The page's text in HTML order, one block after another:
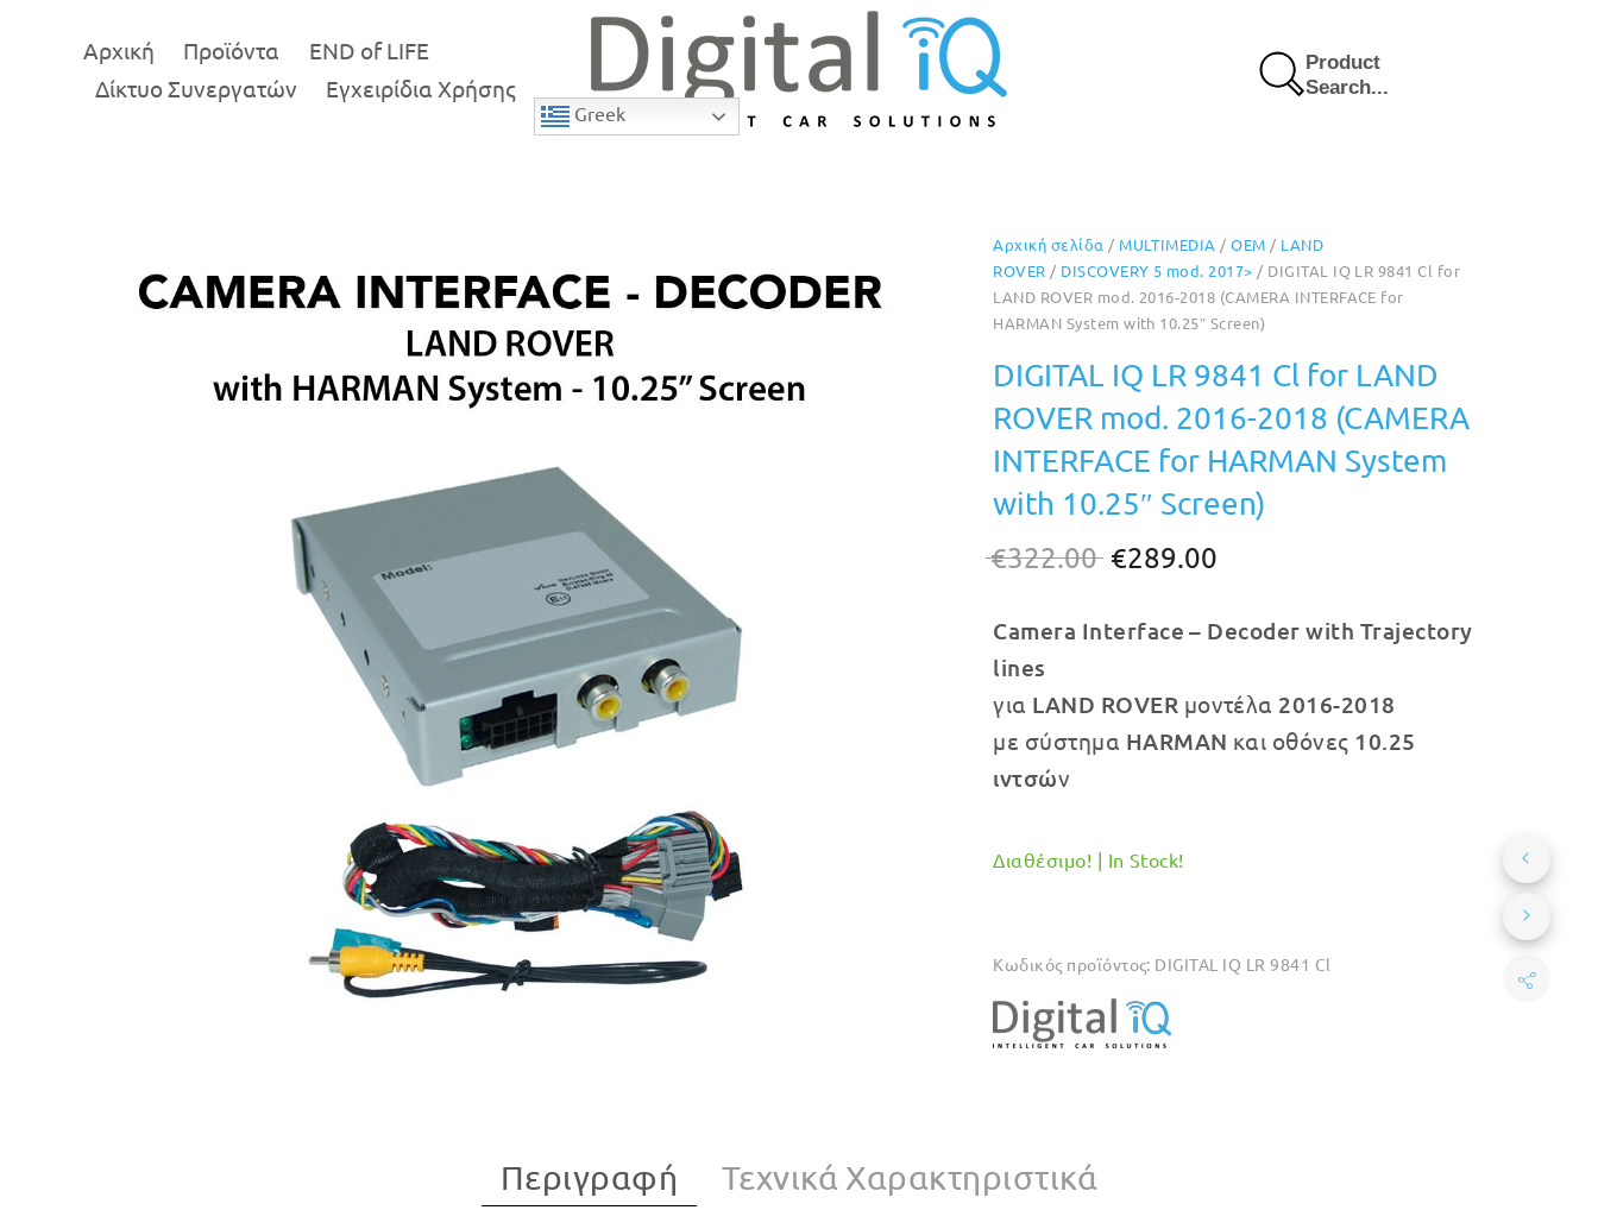
Αρχική Προϊόντα
END of LIFE
Δίκτυο Συνεργατών
Εγχειρίδια Χρήσης
Greek
Product
Search...
Αρχική σελίδα / MULTIMEDIA /OEM / LAND
ROVER / DISCOVERY 5 mod. 2017> / DIGITAL IQ LR 9841 Cl for
LAND ROVER mod. 2016-2018 (CAMERA INTERFACE for
HARMAN System with 10.25″ Screen)
DIGITAL IQ LR 9841 Cl for LAND
ROVER mod. 2016-2018 (CAMERA
INTERFACE for HARMAN System
with 10.25″ Screen)
€322.00 Original
was:
€289.00
τιμή
€289.00.
Camera Interface – Decoder with Trajectory
lines
για LAND ROVER μοντέλα 2016-2018
με σύστημα HARMAN και οθόνες 10.25
ιντσών
Διαθέσιμο! | In Stock!
Κωδικός προϊόντος: DIGITAL IQ LR 9841 Cl
Περιγραφή Τεχνικά Χαρακτηριστικά